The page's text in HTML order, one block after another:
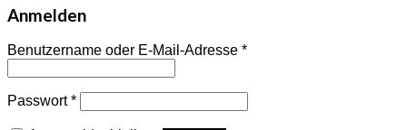
Anmelden
Benutzername oder E-Mail-Adresse *
Passwort*